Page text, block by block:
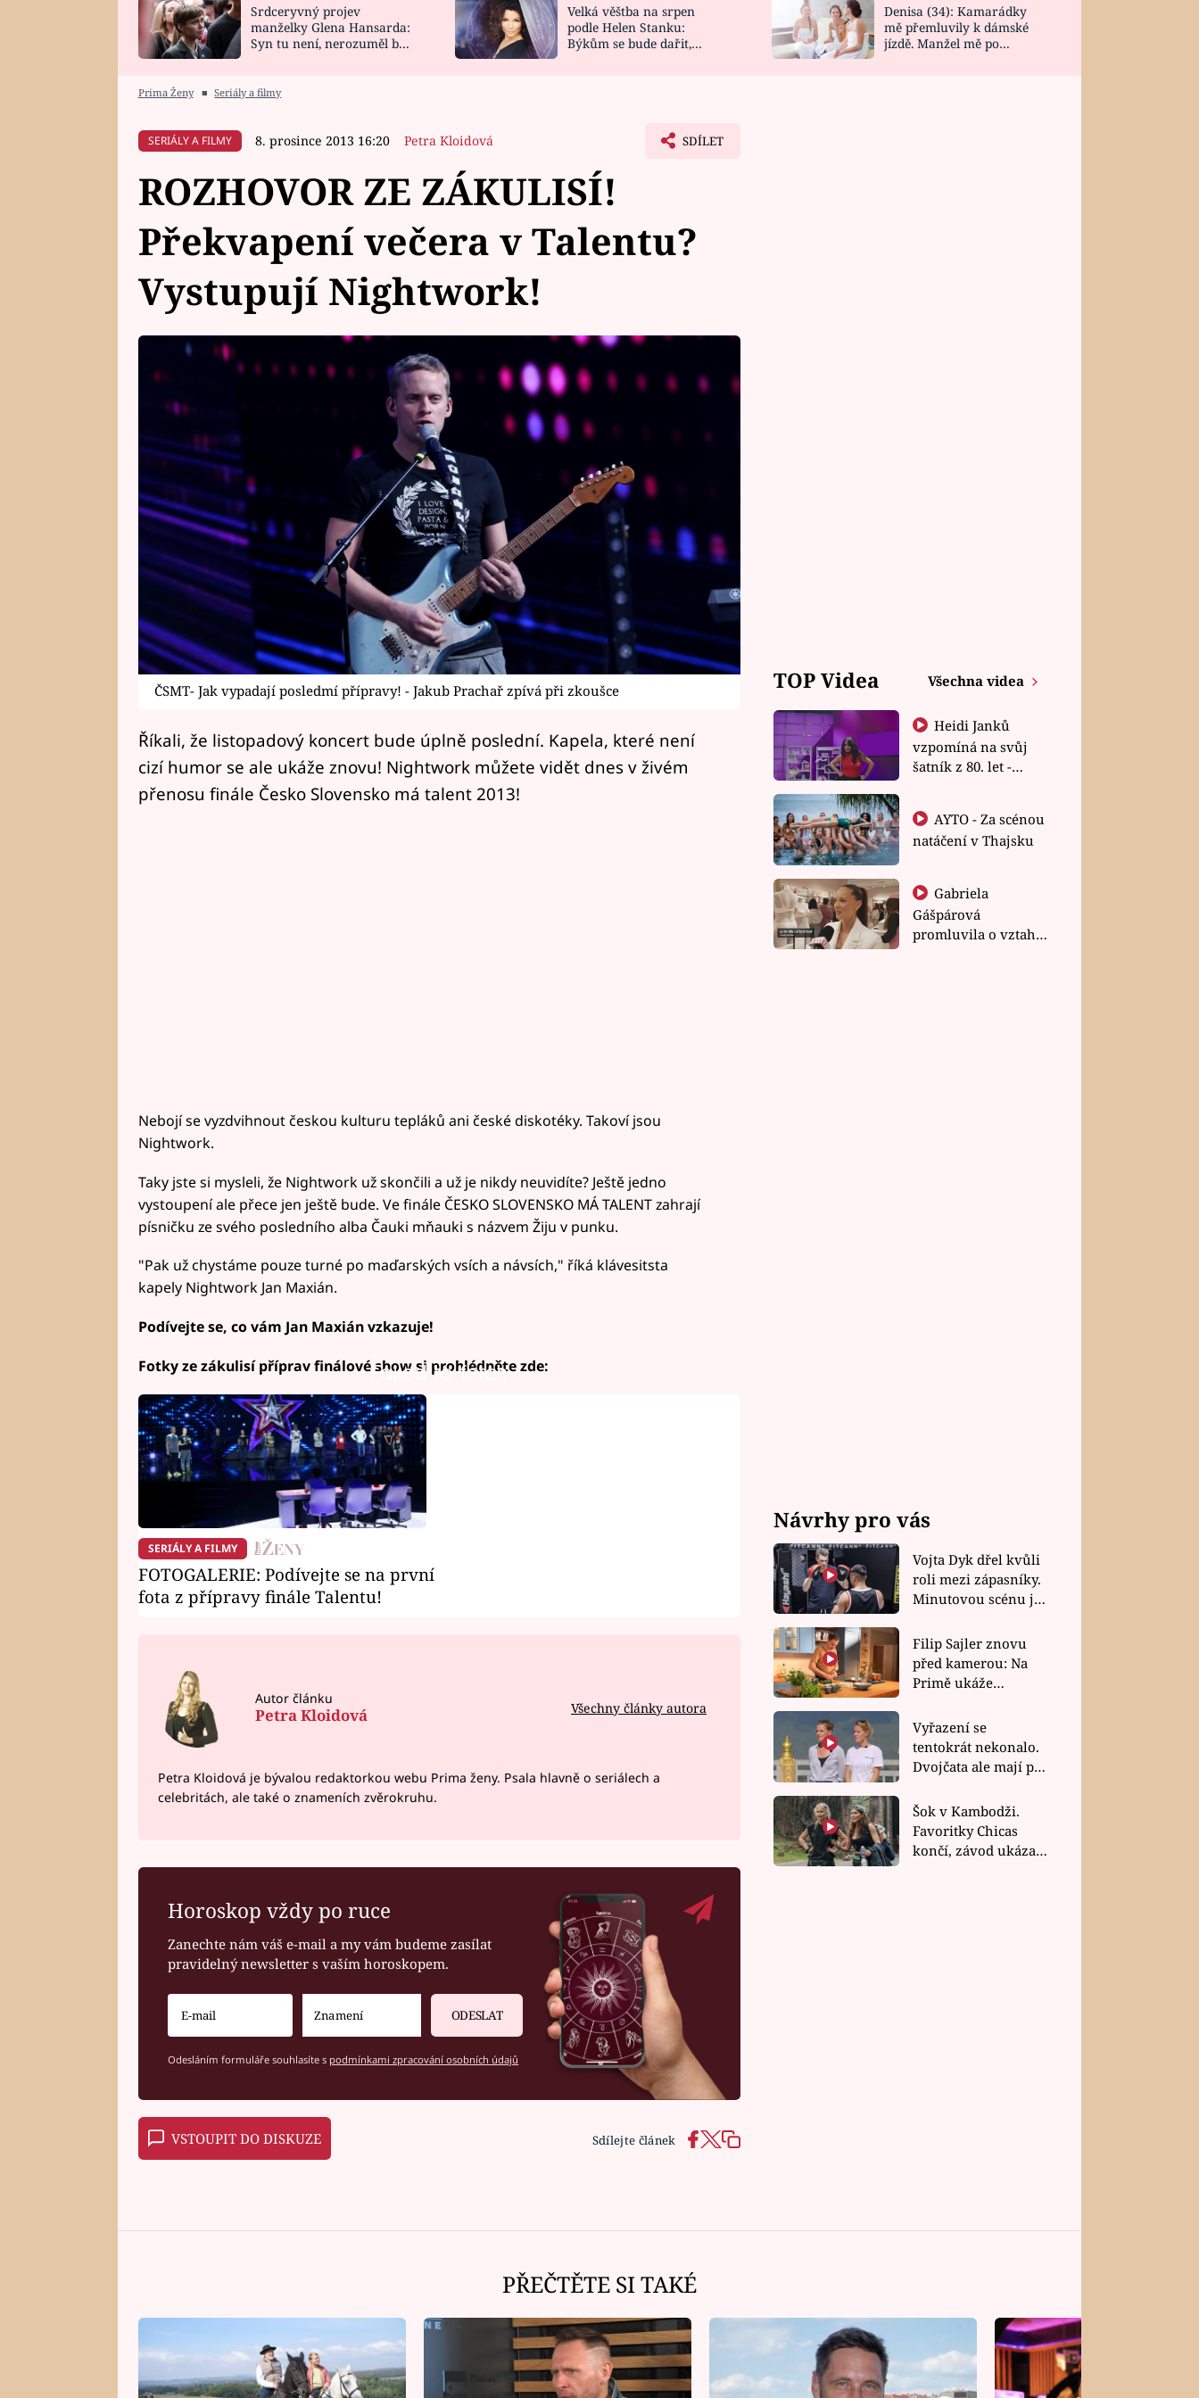
HOROSKOP NA
CELEBRITY
VAŘENÍ
NOVINKY
VIDEORECEPTY
DESIGN
Srdceryvný projev
manželky Glena Hansarda:
Syn tu není, nerozuměl by
Velká věštba na srpen
podle Helen Stanku:
Býkům se bude dařit,
Denisa (34): Kamarádky
mě přemluvily k dámské
jízdě. Manžel mě po
Prima Ženy ■ Seriály a filmy
SERIÁLY A FILMY 8. prosince 2013 16:20 Petra Kloidová SDÍLET
ROZHOVOR ZE ZÁKULISÍ!
Překvapení večera v Talentu?
Vystupují Nightwork!
ČSMT- Jak vypadají posledmí přípravy! - Jakub Prachař zpívá při zkoušce
Říkali, že listopadový koncert bude úplně poslední. Kapela, které není
cizí humor se ale ukáže znovu! Nightwork můžete vidět dnes v živém
přenosu finále Česko Slovensko má talent 2013!
Nebojí se vyzdvihnout českou kulturu tepláků ani české diskotéky. Takoví jsou
Nightwork.
Taky jste si mysleli, že Nightwork už skončili a už je nikdy neuvidíte? Ještě jedno
vystoupení ale přece jen ještě bude. Ve finále ČESKO SLOVENSKO MÁ TALENT zahrají
písničku ze svého posledního alba Čauki mňauki s názvem Žiju v punku.
"Pak už chystáme pouze turné po maďarských vsích a návsích," říká klávesitsta
kapely Nightwork Jan Maxián.
Podívejte se, co vám Jan Maxián vzkazuje!
Failed to fetch
Fotky ze zákulisí příprav finálové show si prohlédněte zde:
SERIÁLY A FILMY
FOTOGALERIE: Podívejte se na první
fota z přípravy finále Talentu!
Autor článku
Petra Kloidová Všechny články autora
Petra Kloidová je bývalou redaktorkou webu Prima ženy. Psala hlavně o seriálech a
celebritách, ale také o znameních zvěrokruhu.
Horoskop vždy po ruce
Zanechte nám váš e-mail a my vám budeme zasílat
pravidelný newsletter s vaším horoskopem.
ODESLAT
Odesláním formuláře souhlasíte s podmínkami zpracování osobních údajů
VSTOUPIT DO DISKUZE Sdílejte článek
TOP Videa Všechna videa
Heidi Janků
vzpomíná na svůj
šatník z 80. let -
natáčení v Thajsku
Gabriela
Gášpárová
promluvila o vztahu
Návrhy pro vás
Vojta Dyk dřel kvůli
roli mezi zápasníky.
Minutovou scénu jel
Filip Sajler znovu
před kamerou: Na
Primě ukáže
rychlé recepty
Vyřazení se
tentokrát nekonalo.
Dvojčata ale mají po
závodu nůž na krku
Šok v Kambodži.
Favoritky Chicas
končí, závod ukázal
PŘEČTĚTE SI TAKÉ